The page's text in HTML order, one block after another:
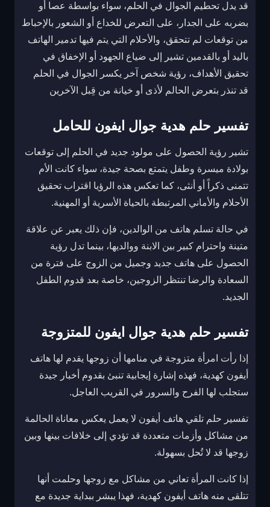
قد يدل تحطيم الجوال في الحلم، سواء بواسطة عصا أو
بضربه على الجدار، على التعرض للخداع أو الشعور بالإحباط
من توقعات لم تتحقق، والأحلام التي يتم فيها تدمير الهاتف
باليد أو بالقدمين تشير إلى ضياع الجهود أو الإخفاق في
تحقيق الأهداف، رؤية شخص آخر يكسر الجوال في الحلم
قد تنذر بتعرض الحالم لأذى أو خيانة من قِبل الآخرين
تفسير حلم هدية جوال ايفون للحامل
تشير رؤية الحصول على مولود جديد في الحلم إلى توقعات
بولادة ميسرة وطفل يتمتع بصحة جيدة، سواء كانت الأم
تتمنى ذكراً أو أنثى، كما تعكس هذه الرؤيا اقتراب تحقيق
الأحلام والأماني المرتبطة بالحياة الأسرية أو المهنية.
في حالة تسلم هاتف من الوالدين، فإن ذلك يعبر عن علاقة
متينة واحترام كبير بين الابنة ووالديها، بينما تدل رؤية
الحصول على هاتف جديد وجميل من الزوج على فترة من
السعادة والرضا تنتظر الزوجين، خاصة بعد قدوم الطفل
الجديد.
تفسير حلم هدية جوال ايفون للمتزوجة
إذا رأت امرأة متزوجة في منامها أن زوجها يقدم لها هاتف
أيفون كهدية، فهذه إشارة إيجابية تنبئ بقدوم أخبار جيدة
ستجلب لها الفرح والسرور في القريب العاجل.
تفسير حلم تلقي هاتف أيفون لا يعمل يعكس معاناة الحالمة
من مشاكل وأزمات متعددة قد تؤدي إلى خلافات بينها وبين
زوجها قد لا تُحل بسهولة.
إذا كانت المرأة تعاني من مشاكل مع زوجها وحلمت أنها
تتلقى منه هاتف أيفون كهدية، فهذا يبشر ببداية جديدة مع